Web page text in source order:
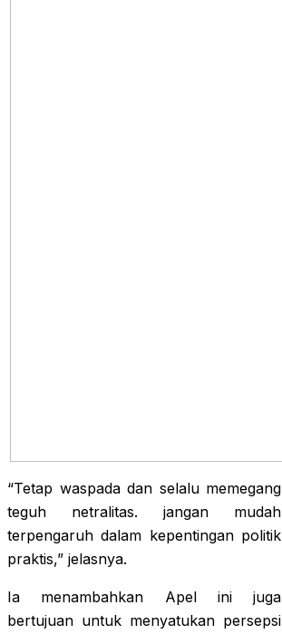
“Tetap waspada dan selalu memegang
teguh netralitas. jangan mudah
terpengaruh dalam kepentingan politik
praktis,” jelasnya.
Ia menambahkan Apel ini juga
bertujuan untuk menyatukan persepsi